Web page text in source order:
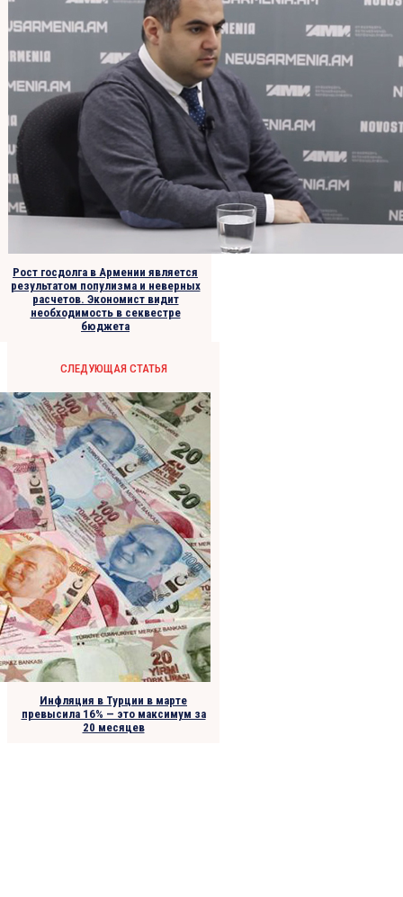
Рост госдолга в Армении является
результатом популизма и неверных
расчетов. Экономист видит
необходимость в секвестре
бюджета
СЛЕДУЮЩАЯ СТАТЬЯ
Инфляция в Турции в марте
превысила 16% — это максимум за
20 месяцев